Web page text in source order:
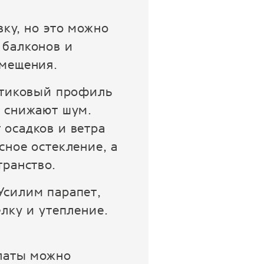
но это можно
и
профиль
снижают шум.
и ветра
остекление, а
парапет,
и утепление.
можно